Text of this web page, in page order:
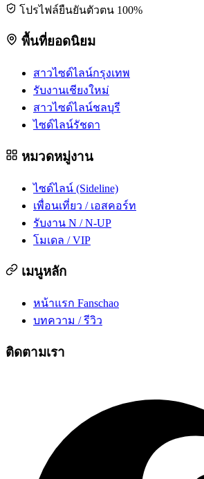
โปรไฟล์ยืนยันตัวตน 100%
พื้นที่ยอดนิยม
สาวไซด์ไลน์กรุงเทพ
รับงานเชียงใหม่
สาวไซด์ไลน์ชลบุรี
ไซด์ไลน์รัชดา
หมวดหมู่งาน
ไซด์ไลน์ (Sideline)
เพื่อนเที่ยว / เอสคอร์ท
รับงาน N / N-UP
โมเดล / VIP
เมนูหลัก
หน้าแรก Fanschao
บทความ / รีวิว
ติดตามเรา